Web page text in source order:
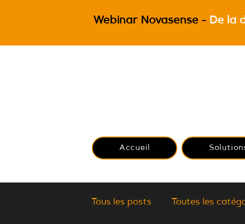
Webinar Novasense - De la
Accueil
Tous les posts Toutes les